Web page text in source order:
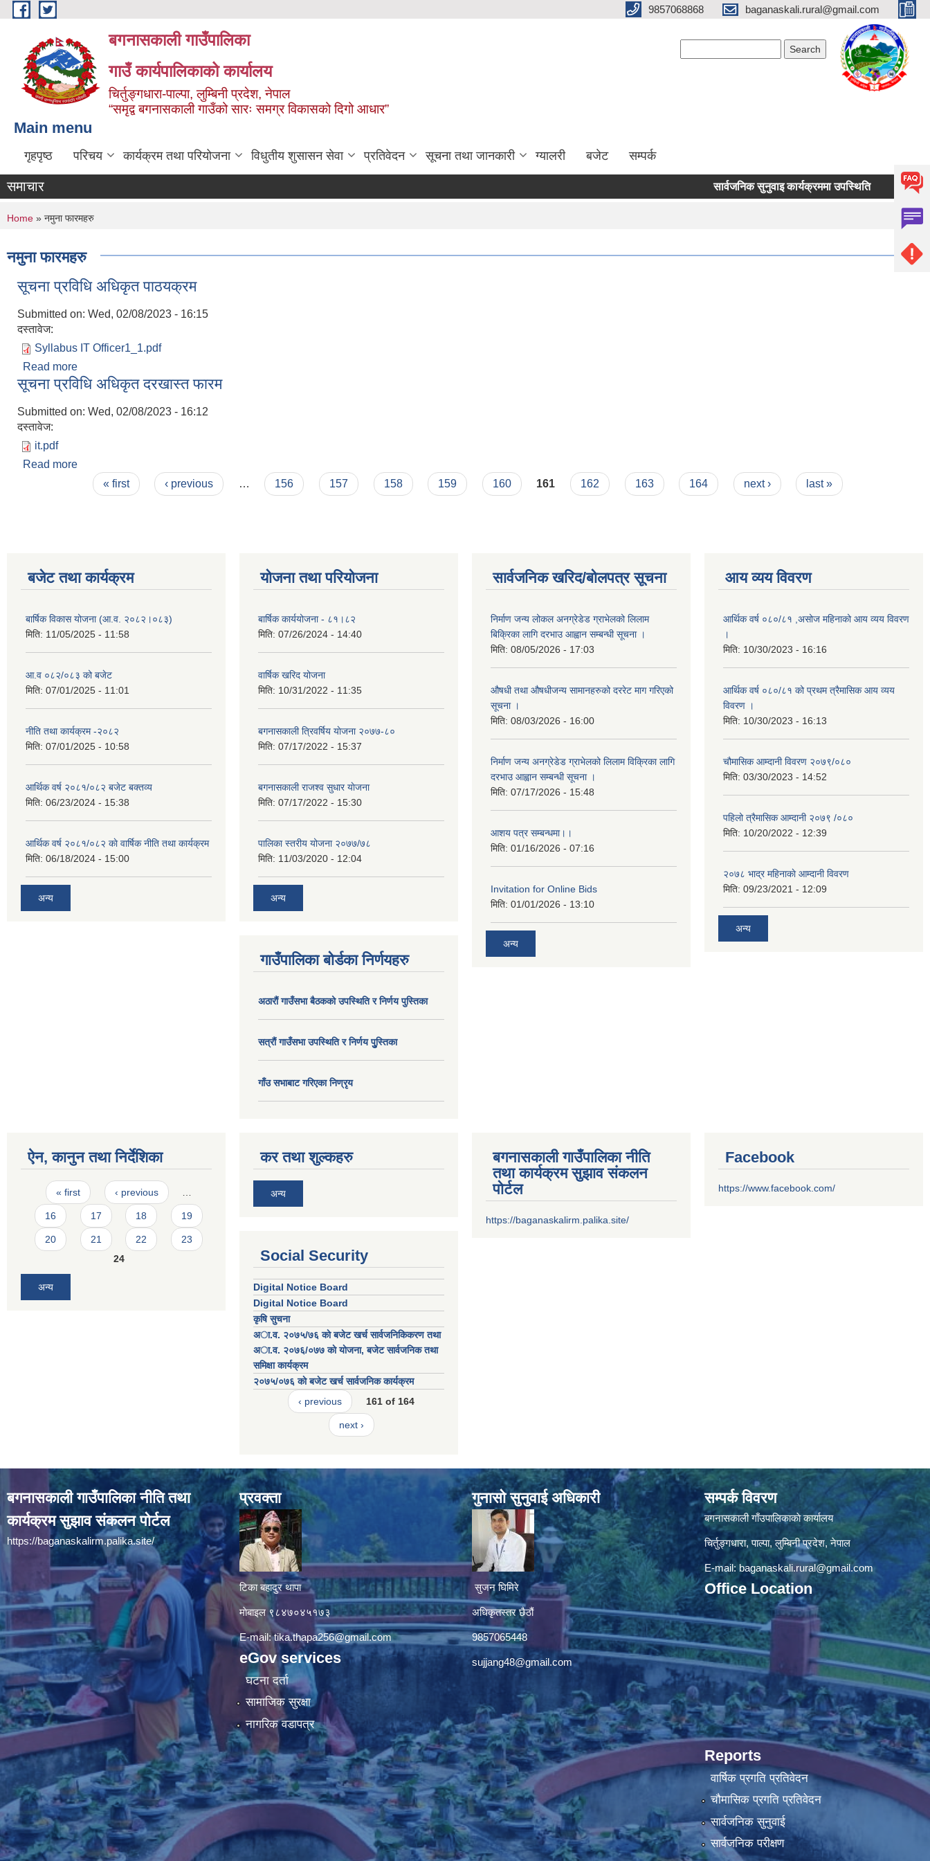
Skip to main content 9857068868 baganaskali.rural@gmail.com
बगनासकाली गाउँपालिका
गाउँ कार्यपालिकाको कार्यालय
चिर्तुङ्गधारा-पाल्पा, लुम्बिनी प्रदेश, नेपाल
“समृद्व बगनासकाली गाउँको सारः समग्र विकासको दिगो आधार”
Main menu
गृहपृष्ठ परिचय कार्यक्रम तथा परियोजना विधुतीय शुसासन सेवा प्रतिवेदन सूचना तथा जानकारी ग्यालरी बजेट सम्पर्क
समाचार सार्वजनिक सुनुवाइ कार्यक्रममा उपस्थिति निर्माण जन्य
You are here
Home » नमुना फारमहरु
नमुना फारमहरु
सूचना प्रविधि अधिकृत पाठयक्रम
Submitted on: Wed, 02/08/2023 - 16:15
दस्तावेज:
Syllabus IT Officer1_1.pdf
Read more
सूचना प्रविधि अधिकृत दरखास्त फारम
Submitted on: Wed, 02/08/2023 - 16:12
दस्तावेज:
it.pdf
Read more
« first ‹ previous … 156 157 158 159 160 161 162 163 164 next › last »
बजेट तथा कार्यक्रम
बार्षिक विकास योजना (आ.व. २०८२।०८३)
मिति: 11/05/2025 - 11:58
आ.व ०८२/०८३ को बजेट
मिति: 07/01/2025 - 11:01
नीति तथा कार्यक्रम -२०८२
मिति: 07/01/2025 - 10:58
आर्थिक वर्ष २०८१/०८२ बजेट बक्तव्य
मिति: 06/23/2024 - 15:38
आर्थिक वर्ष २०८१/०८२ काे वार्षिक नीति तथा कार्यक्रम
मिति: 06/18/2024 - 15:00
अन्य
योजना तथा परियोजना
बार्षिक कार्ययोजना - ८१।८२
मिति: 07/26/2024 - 14:40
वार्षिक खरिद योजना
मिति: 10/31/2022 - 11:35
बगनासकाली त्रिवर्षिय याेजना २०७७-८०
मिति: 07/17/2022 - 15:37
बगनासकाली राजश्व सुधार याेजना
मिति: 07/17/2022 - 15:30
पालिका स्तरीय योजना २०७७/७८
मिति: 11/03/2020 - 12:04
अन्य
गाउँपालिका बोर्डका निर्णयहरु
अठाराैं गाउँसभा बैठकको उपस्थिति र निर्णय पुस्तिका
सत्राैं गाउँसभा उपस्थिति र निर्णय पुु्स्तिका
गाँउ सभाबाट गरिएका निण्रृय
सार्वजनिक खरिद/बोलपत्र सूचना
निर्माण जन्य लोकल अनग्रेडेड ग्राभेलको लिलाम
बिक्रिका लागि दरभाउ आह्वान सम्बन्धी सूचना ।
मिति: 08/05/2026 - 17:03
औषधी तथा औषधीजन्य सामानहरुको दररेट माग गरिएको
सूचना ।
मिति: 08/03/2026 - 16:00
निर्माण जन्य अनग्रेडेड ग्राभेलको लिलाम विक्रिका लागि
दरभाउ आह्वान सम्बन्धी सूचना ।
मिति: 07/17/2026 - 15:48
आशय पत्र सम्बन्धमा।।
मिति: 01/16/2026 - 07:16
Invitation for Online Bids
मिति: 01/01/2026 - 13:10
अन्य
आय व्यय विवरण
आर्थिक वर्ष ०८०/८१ ,असोज महिनाको आय व्यय विवरण
।
मिति: 10/30/2023 - 16:16
आर्थिक वर्ष ०८०/८१ को प्रथम त्रैमासिक आय व्यय
विवरण ।
मिति: 10/30/2023 - 16:13
चौमासिक आम्दानी विवरण २०७९/०८०
मिति: 03/30/2023 - 14:52
पहिलो त्रैमासिक आम्दानी २०७९ /०८०
मिति: 10/20/2022 - 12:39
२०७८ भाद्र महिनाकाे आम्दानी विवरण
मिति: 09/23/2021 - 12:09
अन्य
ऐन, कानुन तथा निर्देशिका
Pages
« first ‹ previous
16 17 18 19
20 21 22
23
24
अन्य
कर तथा शुल्कहरु
अन्य
Social Security
Digital Notice Board
Digital Notice Board
कृषि सुचना
अा.व. २०७५/७६ काे बजेट खर्च सार्वजनिकिकरण तथा
अा.व. २०७६/०७७ काे याेजना, बजेट सार्वजनिक तथा
समिक्षा कार्यक्रम
२०७५/०७६ काे बजेट खर्च सार्वजनिक कार्यक्रम
‹ previous
161 of 164
next ›
बगनासकाली गाउँपालिका नीति
तथा कार्यक्रम सुझाव संकलन
पोर्टल
https://baganaskalirm.palika.site/
Facebook
https://www.facebook.com/
बगनासकाली गाउँपालिका नीति तथा
कार्यक्रम सुझाव संकलन पोर्टल
https://baganaskalirm.palika.site/
प्रवक्ता
टिका बहादुर थापा
माे‍बाइल ९८४७०४५१७३
E-mail:tika.thapa256@gmail.com
eGov services
घटना दर्ता
सामाजिक सुरक्षा
नागरिक वडापत्र
गुनासाे सुनुवाई अधिकारी
सुजन घिमिरे
अधिकृतस्तर छैठौं‌
9857065448
sujjang48@gmail.com
सम्पर्क विवरण
बगनासकाली गाँउपालिकाकाे कार्यालय
चिर्तुङ्गधारा, पाल्पा, लुम्बिनी प्रदेश, नेपाल
E-mail:baganaskali.rural@gmail.com
Office Location
Reports
वार्षिक प्रगति प्रतिवेदन
चौमासिक प्रगति प्रतिवेदन
सार्वजनिक सुनुवाई
सार्वजनिक परीक्षण